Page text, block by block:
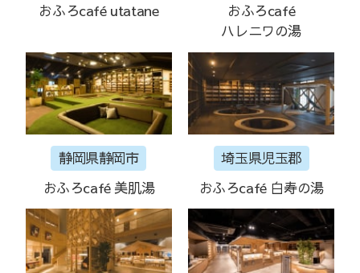
おふろcafé utatane
おふろcafé
ハレニワの湯
静岡県静岡市
おふろcafé 美肌湯
埼玉県児玉郡
おふろcafé 白寿の湯